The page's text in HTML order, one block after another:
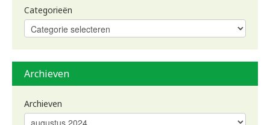
Categorieën
Archieven
Archieven